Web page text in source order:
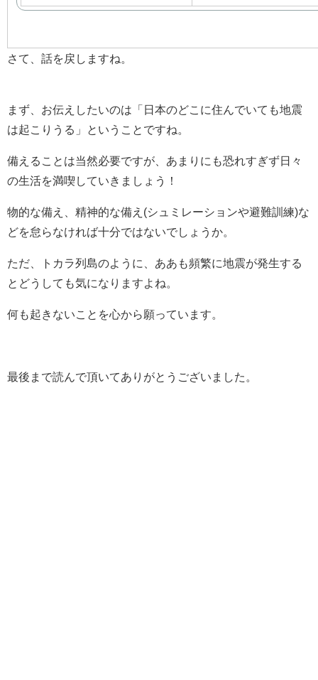
さて、話を戻しますね。
まず、お伝えしたいのは「日本のどこに住んでいても地震
は起こりうる」ということですね。
備えることは当然必要ですが、あまりにも恐れすぎず日々
の生活を満喫していきましょう！
物的な備え、精神的な備え(シュミレーションや避難訓練)な
どを怠らなければ十分ではないでしょうか。
ただ、トカラ列島のように、ああも頻繁に地震が発生する
とどうしても気になりますよね。
何も起きないことを心から願っています。
最後まで読んで頂いてありがとうございました。